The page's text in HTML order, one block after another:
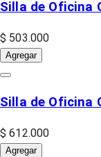
Silla de Oficina
$ 503.000
Agregar
Silla de Oficina
$ 612.000
Agregar